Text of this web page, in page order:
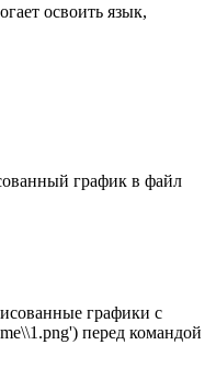
освоить язык,
график в файл
графики с
перед командой